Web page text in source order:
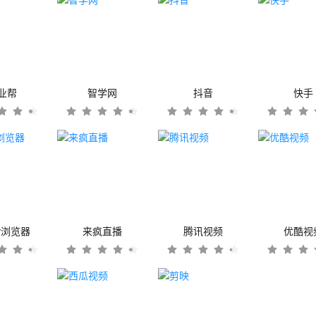
帮 智学网 抖音 快手
览器 来疯直播 腾讯视频 优酷视